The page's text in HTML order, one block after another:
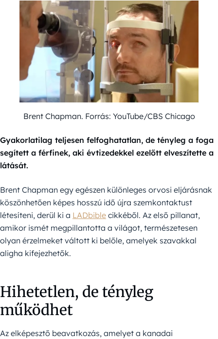
Brent Chapman. Forrás: YouTube/CBS Chicago
Gyakorlatilag teljesen felfoghatatlan, de tényleg a foga
segített a férfinek, aki évtizedekkel ezelőtt elveszítette a
látását.
Brent Chapman egy egészen különleges orvosi eljárásnak
köszönhetően képes hosszú idő újra szemkontaktust
létesíteni, derül ki a LADbible cikkéből. Az első pillanat,
amikor ismét megpillantotta a világot, természetesen
olyan érzelmeket váltott ki belőle, amelyek szavakkal
aligha kifejezhetők.
Hihetetlen, de tényleg
működhet
Az elképesztő beavatkozás, amelyet a kanadai